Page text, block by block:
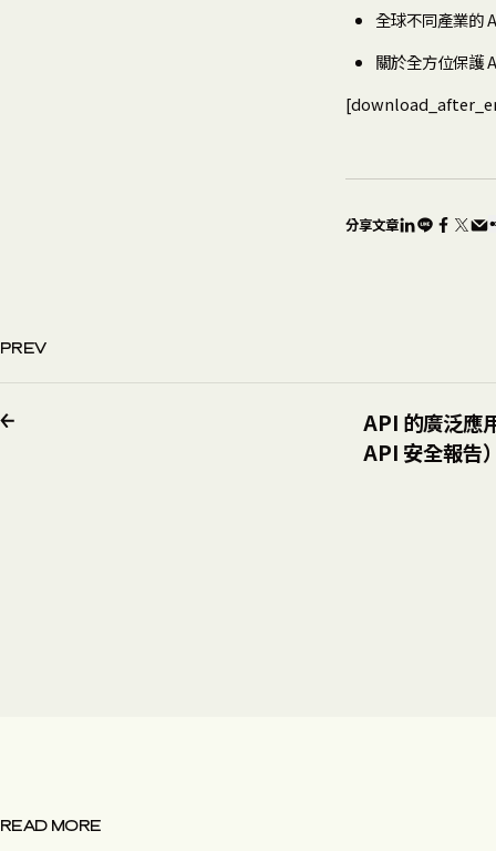
全球不同產業的
關於全方位保護
分享文章
PREV
API 的廣泛應
API 安全報告
READ MORE